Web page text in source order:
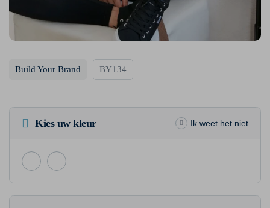
Build Your Brand BY134
Kies uw kleur Ik weet het niet